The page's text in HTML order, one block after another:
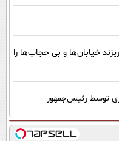
حزب اللهی بریزند خیابان‌ها و بی حجاب‌ها را
توسط رئیس‌جمهور